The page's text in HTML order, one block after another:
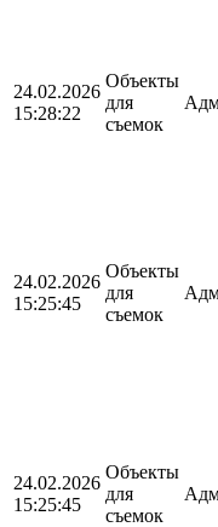
24.02.2026
15:28:22
Объекты
для
съемок
24.02.2026
15:25:45
Объекты
для
съемок
24.02.2026
15:25:45
Объекты
для
съемок